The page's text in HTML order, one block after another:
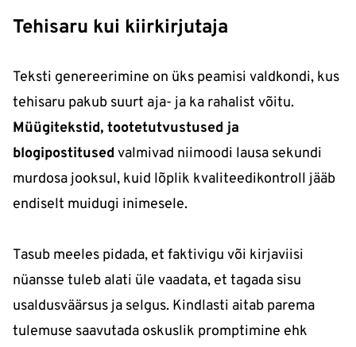
Tehisaru kui kiirkirjutaja
Teksti genereerimine on üks peamisi valdkondi, kus
tehisaru pakub suurt aja- ja ka rahalist võitu.
Müügitekstid, tootetutvustused ja
blogipostitused valmivad niimoodi lausa sekundi
murdosa jooksul, kuid lõplik kvaliteedikontroll jääb
endiselt muidugi inimesele.
Tasub meeles pidada, et faktivigu või kirjaviisi
nüansse tuleb alati üle vaadata, et tagada sisu
usaldusväärsus ja selgus. Kindlasti aitab parema
tulemuse saavutada oskuslik promptimine ehk